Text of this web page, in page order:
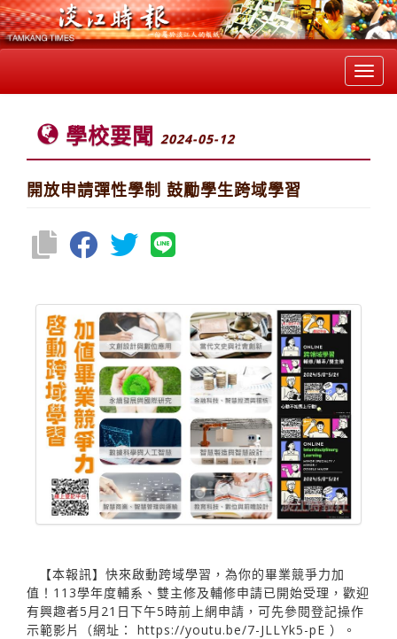
學校要聞 2024-05-12
開放申請彈性學制 鼓勵學生跨域學習
【本報訊】快來啟動跨域學習，為你的畢業競爭力加
值！113學年度輔系、雙主修及輔修申請已開始受理，歡迎
有興趣者5月21日下午5時前上網申請，可先參閱登記操作
示範影片（網址： https://youtu.be/7-JLLYk5-pE ）。